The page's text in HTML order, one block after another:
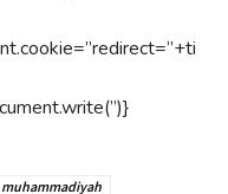
muhammadiyah